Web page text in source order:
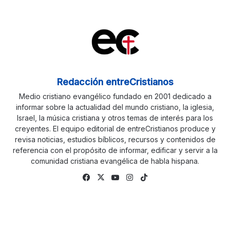
Redacción entreCristianos
Medio cristiano evangélico fundado en 2001 dedicado a
informar sobre la actualidad del mundo cristiano, la iglesia,
Israel, la música cristiana y otros temas de interés para los
creyentes. El equipo editorial de entreCristianos produce y
revisa noticias, estudios bíblicos, recursos y contenidos de
referencia con el propósito de informar, edificar y servir a la
comunidad cristiana evangélica de habla hispana.
Facebook
X YouTubeInstagram